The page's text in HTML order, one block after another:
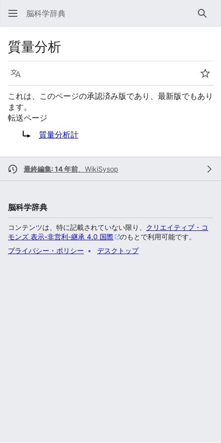
脳科学辞典 検索
質量分析
言語
ウ
これは、このページの承認済み版であり、最新版でもあり
ます。
転送ページ
転送先:
質量分析計
最終編集: 14 年前 WikiSysop
脳科学辞典
コンテンツは、特に記載されていない限り、 クリエイティブ・コ
モンズ 表示-非営利-継承 4.0 国際
のもとで利用可能です。
プライバシー・ポリシー
デスクトップ